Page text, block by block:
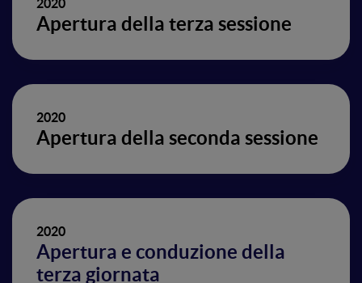
2020
Apertura della terza sessione
2020
Apertura della seconda sessione
2020
Apertura e conduzione della
terza giornata